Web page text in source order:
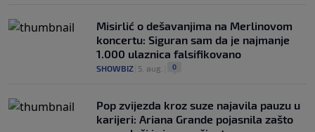
Misirlić o dešavanjima na Merlinovom
koncertu: Siguran sam da je najmanje
1.000 ulaznica falsifikovano
SHOWBIZ 5. aug. 0
Pop zvijezda kroz suze najavila pauzu u
karijeri: Ariana Grande pojasnila zašto